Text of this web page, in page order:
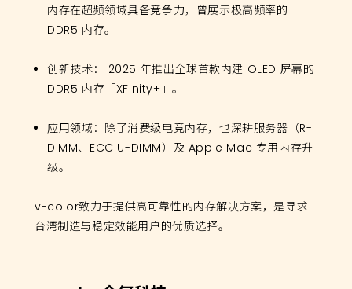
内存在超频领域具备竞争力，曾展示极高频率的
DDR5 内存。
创新技术： 2025 年推出全球首款内建 OLED 屏幕的
DDR5 内存「XFinity+」。
应用领域：除了消费级电竞内存，也深耕服务器（R-
DIMM、ECC U-DIMM）及 Apple Mac 专用内存升
级。
v-color致力于提供高可靠性的内存解决方案，是寻求
台湾制造与稳定效能用户的优质选择。